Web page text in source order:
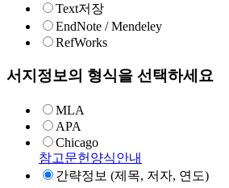
Text저장
EndNote / Mendeley
RefWorks
서지정보의 형식을 선택하세요
MLA
APA
Chicago
참고문헌양식안내
간략정보 (제목, 저자, 연도)